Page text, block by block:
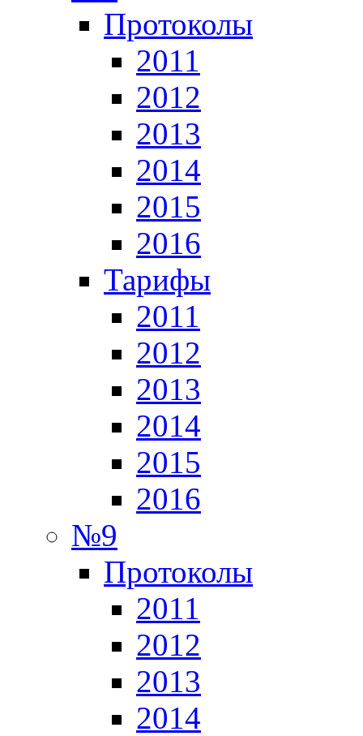
Протоколы
2011
2012
2013
2014
2015
2016
Тарифы
2011
2012
2013
2014
2015
2016
№9
Протоколы
2011
2012
2013
2014